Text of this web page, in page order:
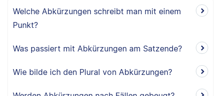
Welche Abkürzungen schreibt man mit einem
Punkt?
Was passiert mit Abkürzungen am Satzende?
Wie bilde ich den Plural von Abkürzungen?